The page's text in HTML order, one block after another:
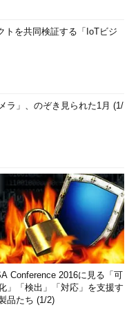
トを共同検証する「IoTビジ
ラ」、のぞき見られた1月 (1/
Conference 2016に見る「可
」「検出」「対応」を支援す
品たち (1/2)